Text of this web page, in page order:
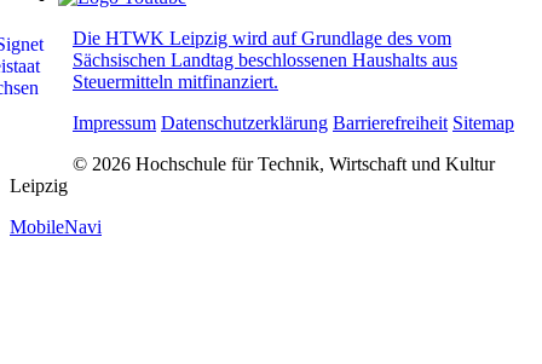
Die HTWK Leipzig wird auf Grundlage des vom
Sächsischen Landtag beschlossenen Haushalts aus
Steuermitteln mitfinanziert.
Impressum Datenschutzerklärung Barrierefreiheit Sitemap
© 2026 Hochschule für Technik, Wirtschaft und Kultur
Leipzig
MobileNavi